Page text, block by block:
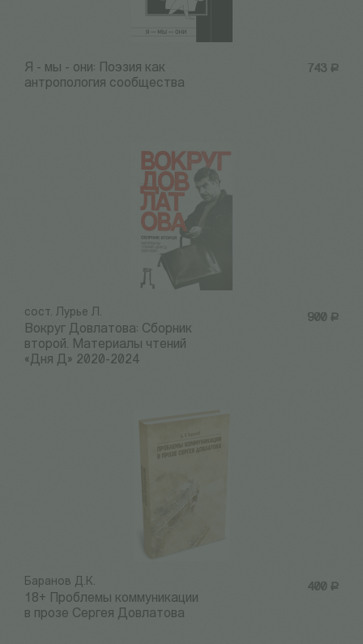
743 Р
Я - мы - они: Поэзия как
антропология сообщества
900 Р
сост. Лурье Л.
Вокруг Довлатова: Сборник
второй. Материалы чтений
«Дня Д» 2020-2024
400 Р
Баранов Д.К.
18+ Проблемы коммуникации
в прозе Сергея Довлатова